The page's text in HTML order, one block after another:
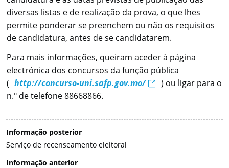
diversas listas e de realização da prova, o que lhes
permite ponderar se preenchem ou não os requisitos
de candidatura, antes de se candidatarem.
Para mais informações, queiram aceder à página
electrónica dos concursos da função pública
( http://concurso-uni.safp.gov.mo/
) ou ligar para o
n.º de telefone 88668866.
Informação posterior
Serviço de recenseamento eleitoral
Informação anterior